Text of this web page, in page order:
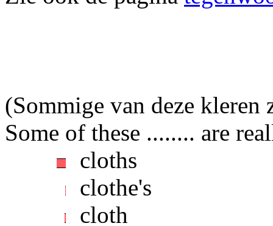
(Sommige van deze
Some of these ........ are
cloths
clothe's
cloth